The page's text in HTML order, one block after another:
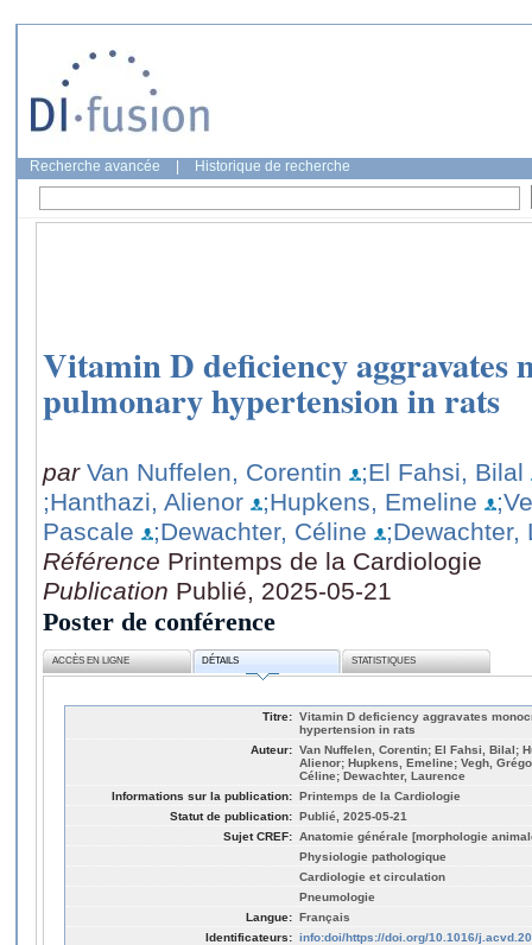
Recherche avancée Historique de recherche
Vitamin D deficiency aggravates
pulmonary hypertension in rats
par Van Nuffelen, Corentin
;El Fahsi, Bilal
;Hanthazi, Alienor
;Hupkens, Emeline
Pascale
;Dewachter, Céline
;Dewachter,
Référence Printemps de la Cardiologie
Publication Publié, 2025-05-21
Poster de conférence
ACCÈS EN LIGNE DÉTAILS STATISTIQUES
Titre: Vitamin D deficiency aggravates
hypertension in rats
Auteur: Van Nuffelen, Corentin; El Fahsi, Bilal;
Alienor; Hupkens, Emeline; Vegh,
Céline; Dewachter, Laurence
Informations sur la publication: Printemps de la Cardiologie
Statut de publication: Publié, 2025-05-21
Sujet CREF: Anatomie générale [morphologie
Physiologie pathologique
Cardiologie et circulation
Pneumologie
Langue: Français
Identificateurs: info:doi/https://doi.org/10.1016/